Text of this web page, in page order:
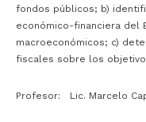
fondos públicos; b)
económico-financiera del
macroeconómicos; c)
fiscales sobre los
Profesor: Lic. Marcelo